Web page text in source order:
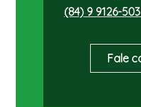
(84) 9 9126-
Fale